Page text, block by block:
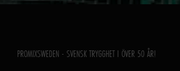
PROMIXSWEDEN - SVENSK TRYGGHET I ÖVER 50 ÅR!